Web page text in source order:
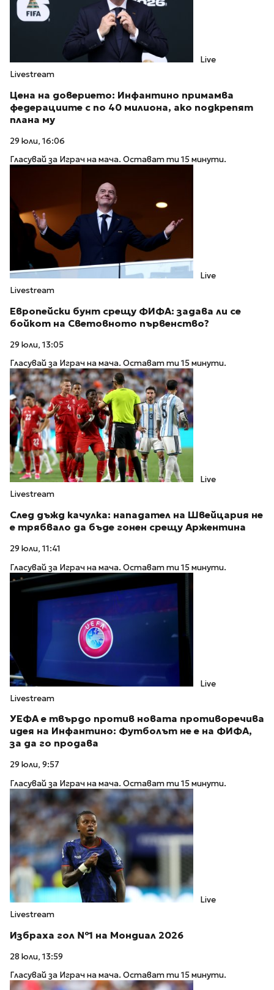
Live
Livestream
Цена на доверието: Инфантино примамва
федерациите с по 40 милиона, ако подкрепят
плана му
29 юли, 16:06
Гласувай за Играч на мача. Остават ти 15 минути.
Live
Livestream
Европейски бунт срещу ФИФА: задава ли се
бойкот на Световното първенство?
29 юли, 13:05
Гласувай за Играч на мача. Остават ти 15 минути.
Live
Livestream
След дъжд качулка: нападател на Швейцария не
е трябвало да бъде гонен срещу Аржентина
29 юли, 11:41
Гласувай за Играч на мача. Остават ти 15 минути.
Live
Livestream
УЕФА е твърдо против новата противоречива
идея на Инфантино: Футболът не е на ФИФА,
за да го продава
29 юли, 9:57
Гласувай за Играч на мача. Остават ти 15 минути.
Live
Livestream
Избраха гол №1 на Мондиал 2026
28 юли, 13:59
Гласувай за Играч на мача. Остават ти 15 минути.